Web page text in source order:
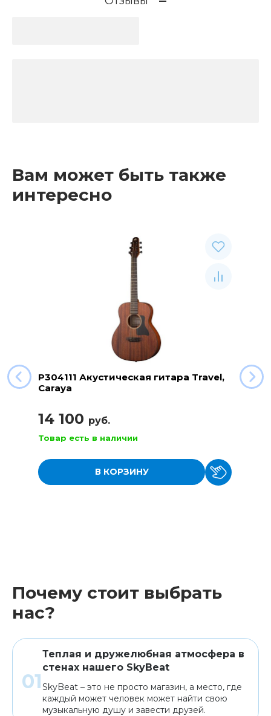
Вам может быть также
интересно
P304111 Акустическая гитара Travel,
Caraya
14 100 руб.
Товар есть в наличии
В КОРЗИНУ
Почему стоит выбрать
нас?
Теплая и дружелюбная атмосфера в
стенах нашего SkyBeat
SkyBeat – это не просто магазин, а место, где
каждый может человек может найти свою
музыкальную душу и завести друзей.